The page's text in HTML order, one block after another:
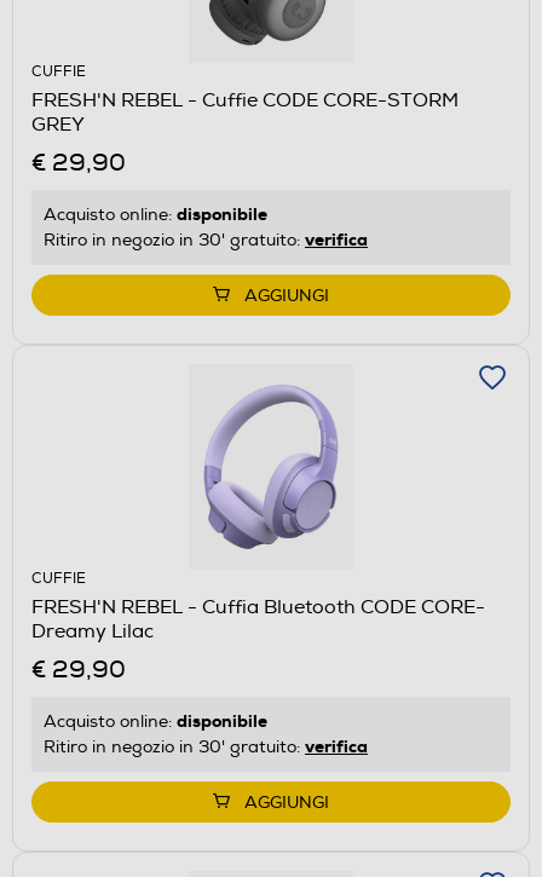
CUFFIE
FRESH'N REBEL - Cuffie CODE CORE-STORM
GREY
€ 29,90
Acquisto online: disponibile
Ritiro in negozio in 30' gratuito: verifica
AGGIUNGI
CUFFIE
FRESH'N REBEL - Cuffia Bluetooth CODE CORE-
Dreamy Lilac
€ 29,90
Acquisto online: disponibile
Ritiro in negozio in 30' gratuito: verifica
AGGIUNGI